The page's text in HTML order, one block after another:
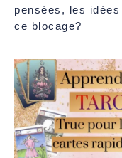
pensées, les
ce blocage?